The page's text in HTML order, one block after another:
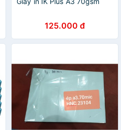
125.000 đ